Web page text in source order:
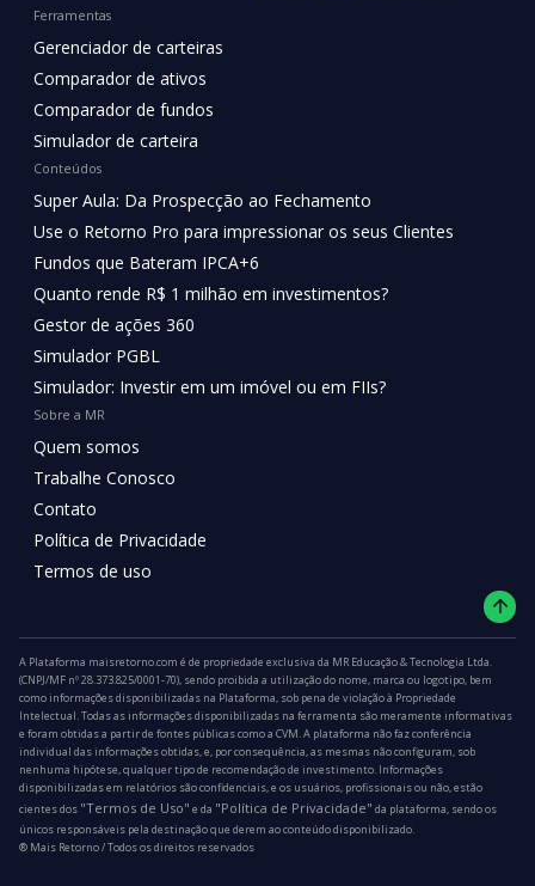
Ferramentas
Gerenciador de carteiras
Comparador de ativos
Comparador de fundos
Simulador de carteira
Conteúdos
Super Aula: Da Prospecção ao Fechamento
Use o Retorno Pro para impressionar os seus Clientes
Fundos que Bateram IPCA+6
Quanto rende R$ 1 milhão em investimentos?
Gestor de ações 360
Simulador PGBL
Simulador: Investir em um imóvel ou em FIIs?
Sobre a MR
Quem somos
Trabalhe Conosco
Contato
Política de Privacidade
Termos de uso
A Plataforma maisretorno.com é de propriedade exclusiva da MR Educação & Tecnologia Ltda.
(CNPJ/MF nº 28.373.825/0001-70), sendo proibida a utilização do nome, marca ou logotipo, bem
como informações disponibilizadas na Plataforma, sob pena de violação à Propriedade
Intelectual. Todas as informações disponibilizadas na ferramenta são meramente informativas
e foram obtidas a partir de fontes públicas como a CVM. A plataforma não faz conferência
individual das informações obtidas, e, por consequência, as mesmas não configuram, sob
nenhuma hipótese, qualquer tipo de recomendação de investimento. Informações
disponibilizadas em relatórios são confidenciais, e os usuários, profissionais ou não, estão
cientes dos "Termos de Uso" e da "Política de Privacidade" da plataforma, sendo os
únicos responsáveis pela destinação que derem ao conteúdo disponibilizado.
®️ Mais Retorno / Todos os direitos reservados